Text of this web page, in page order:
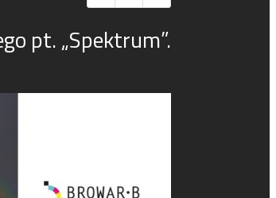
pt. „Spektrum”.